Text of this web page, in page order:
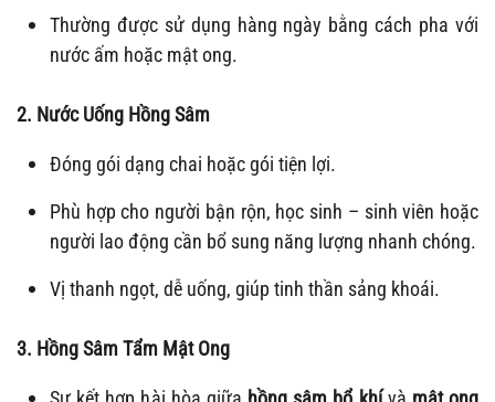
Thường được sử dụng hàng ngày bằng cách pha với
nước ấm hoặc mật ong.
2. Nước Uống Hồng Sâm
Đóng gói dạng chai hoặc gói tiện lợi.
Phù hợp cho người bận rộn, học sinh – sinh viên hoặc
người lao động cần bổ sung năng lượng nhanh chóng.
Vị thanh ngọt, dễ uống, giúp tinh thần sảng khoái.
3. Hồng Sâm Tẩm Mật Ong